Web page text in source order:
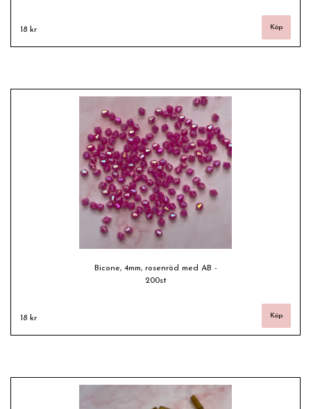
18 kr
Bicone, 4mm, rosenröd med AB -
200st
18 kr